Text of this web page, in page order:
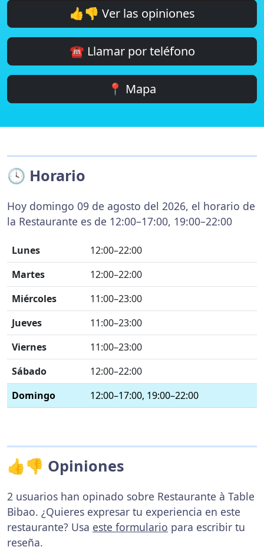
👍👎 Ver las opiniones
☎️ Llamar por teléfono
📍 Mapa
🕓 Horario
Hoy domingo 09 de agosto del 2026, el horario de
la Restaurante es de 12:00–17:00, 19:00–22:00
Lunes
12:00–22:00
Martes
12:00–22:00
Miércoles
11:00–23:00
Jueves
11:00–23:00
Viernes
11:00–23:00
Sábado
12:00–22:00
Domingo
12:00–17:00, 19:00–22:00
👍👎 Opiniones
2 usuarios han opinado sobre Restaurante à Table
Bibao. ¿Quieres expresar tu experiencia en este
restaurante? Usa este formulario para escribir tu
reseña.